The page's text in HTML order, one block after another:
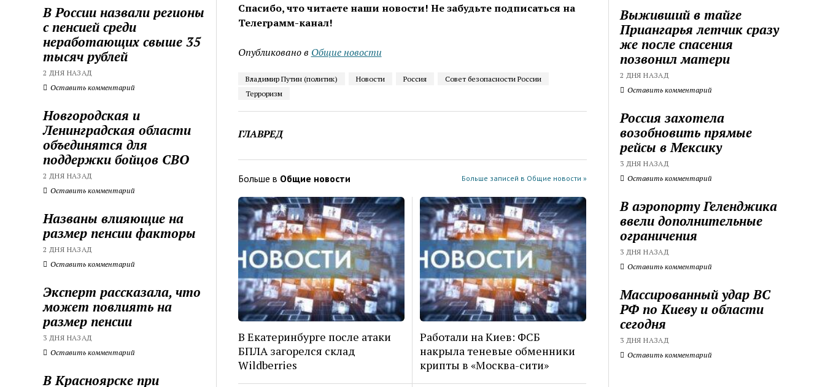
В России назвали регионы
с пенсией среди
неработающих свыше 35
тысяч рублей
2 ДНЯ НАЗАД
Оставить комментарий
Новгородская и
Ленинградская области
объединятся для
поддержки бойцов СВО
2 ДНЯ НАЗАД
Оставить комментарий
Названы влияющие на
размер пенсии факторы
2 ДНЯ НАЗАД
Оставить комментарий
Эксперт рассказала, что
может повлиять на
размер пенсии
3 ДНЯ НАЗАД
Оставить комментарий
В Красноярске при
Спасибо, что читаете наши новости! Не забудьте подписаться на
Телеграмм-канал!
Опубликовано в Общие новости
Владимир Путин (политик) Новости Россия
Совет безопасности России
Терроризм
ГЛАВРЕД
Больше в Общие новости Больше записей в Общие новости »
В Екатеринбурге после атаки
БПЛА загорелся склад
Wildberries
Работали на Киев: ФСБ
накрыла теневые обменники
крипты в «Москва-сити»
Выживший в тайге
Приангарья летчик сразу
же после спасения
позвонил матери
2 ДНЯ НАЗАД
Оставить комментарий
Россия захотела
возобновить прямые
рейсы в Мексику
3 ДНЯ НАЗАД
Оставить комментарий
В аэропорту Геленджика
ввели дополнительные
ограничения
3 ДНЯ НАЗАД
Оставить комментарий
Массированный удар ВС
РФ по Киеву и области
сегодня
3 ДНЯ НАЗАД
Оставить комментарий